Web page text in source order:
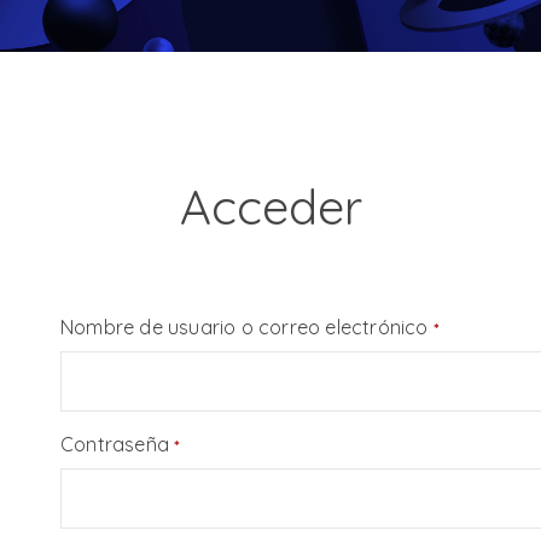
Acceder
Nombre de usuario o correo electrónico *
Contraseña*